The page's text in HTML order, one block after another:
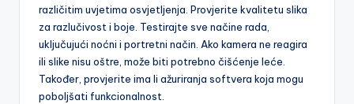
različitim uvjetima osvjetljenja. Provjerite kvalitetu slika
za razlučivost i boje. Testirajte sve načine rada,
uključujući noćni i portretni način. Ako kamera ne reagira
ili slike nisu oštre, može biti potrebno čišćenje leće.
Također, provjerite ima li ažuriranja softvera koja mogu
poboljšati funkcionalnost.